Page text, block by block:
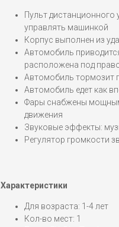
Пульт дистанционного
управлять машинкой
Корпус выполнен из
Автомобиль
расположена под
Автомобиль тормозит
Автомобиль едет как
Фары снабжены
движения
Звуковые эффекты:
Регулятор громкости
Характеристики
Для возраста: 1-4 лет
Кол-во мест: 1